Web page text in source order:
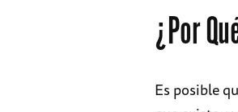
¿Por
Es posible